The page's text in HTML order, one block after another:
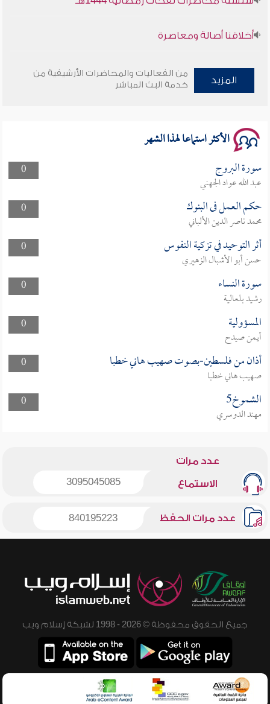
سلسلة محاضرات نفحات رمضانية 1444هـ
المزيد
من الفعاليات والمحاضرات الأرشيفية من
خدمة البث المباشر
الأكثر استماعا لهذا الشهر
0 سورة البروج
عبد الله عواد الجهني
0
حكم العمل فى البنوك
محمد ناصر الدين الألباني
0
أثر التوحيد في تزكية النفوس
حسن أبو الأشبال الزهيري
0
سورة النساء
رشيد بلعالية
0
المسؤولية
أيمن صيدح
0
أذان من فلسطين-بصوت صهيب هاني خطبا
صهيب هاني خطبا
0
الشموخ5
مهند الدوسري
عدد مرات
الاستماع 3095045085
عدد مرات الحفظ 840195223
جميع الحقوق محفوظة © 2026 - 1998 لشبكة إسلام ويب